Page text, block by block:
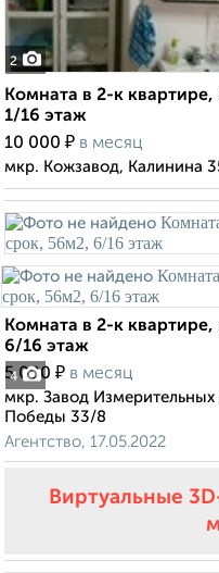
2
Комната в 2-к
1/16 этаж
10 000 ₽ в месяц
мкр. Кожзавод, Калинина
4
Комната в 2-к
6/16 этаж
5 000 ₽ в месяц
мкр. Завод
Победы 33/8
Агентство, 17.05.2022
Виртуальные